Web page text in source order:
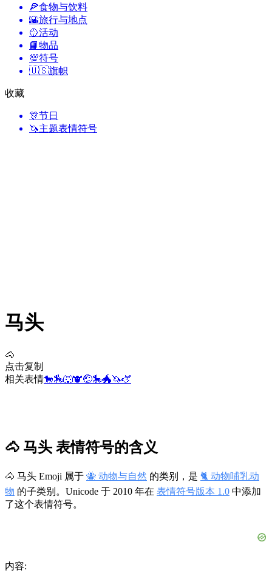
🍕食物与饮料
🌇旅行与地点
🥎活动
📙物品
💯符号
🇺🇸旗帜
收藏
🎊节日
🦄主题表情符号
马头
🐴
点击复制
相关表情🐎🏇🐺🐮🤕🎠🐲🦄🫏
🐴 马头 表情符号的含义
🐴 马头 Emoji 属于 🐝 动物与自然 的类别，是 🐈 动物哺乳动
物 的子类别。Unicode 于 2010 年在 表情符号版本 1.0 中添加
了这个表情符号。
内容: